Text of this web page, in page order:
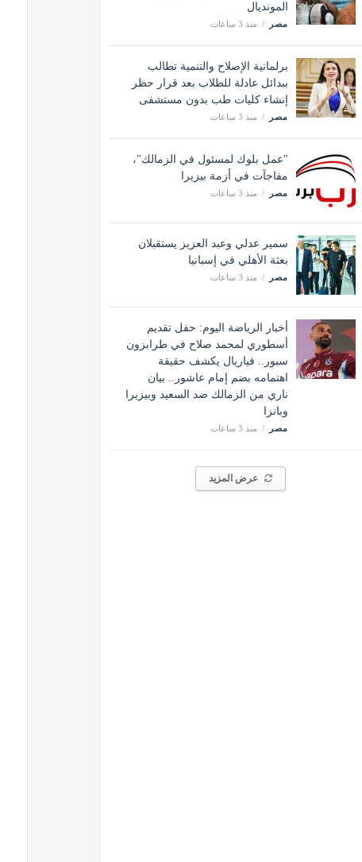
المونديال
مصر منذ 3 ساعات
برلمانية الإصلاح والتنمية تطالب
ببدائل عادلة للطلاب بعد قرار حظر
إنشاء كليات طب بدون مستشفى
مصر منذ 3 ساعات
"عمل بلوك لمسئول في الزمالك"،
مفاجآت في أزمة بيزيرا
مصر منذ 3 ساعات
سمير عدلي وعبد العزيز يستقبلان
بعثة الأهلي في إسبانيا
مصر منذ 3 ساعات
أخبار الرياضة اليوم: حفل تقديم
أسطوري لمحمد صلاح في طرابزون
سبور.. فياريال يكشف حقيقة
اهتمامه بضم إمام عاشور.. بيان
ناري من الزمالك ضد السعيد وبيزيرا
وبانزا
مصر منذ 3 ساعات
عرض المزيد